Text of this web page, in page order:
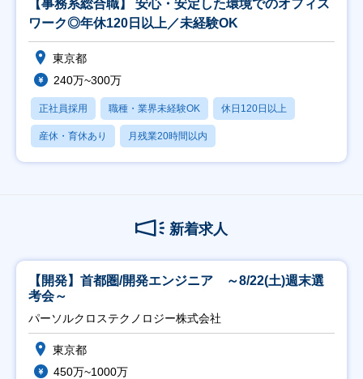
【事務系総合職】 安心・安定した環境でのオフィス
ワーク◎年休120日以上／未経験OK
東京都
240万~300万
正社員採用 職種・業界未経験OK 休日120日以上
産休・育休あり 月残業20時間以内
新着求人
【開発】首都圏/開発エンジニア ～8/22(土)週末選
考会～
パーソルクロステクノロジー株式会社
東京都
450万~1000万